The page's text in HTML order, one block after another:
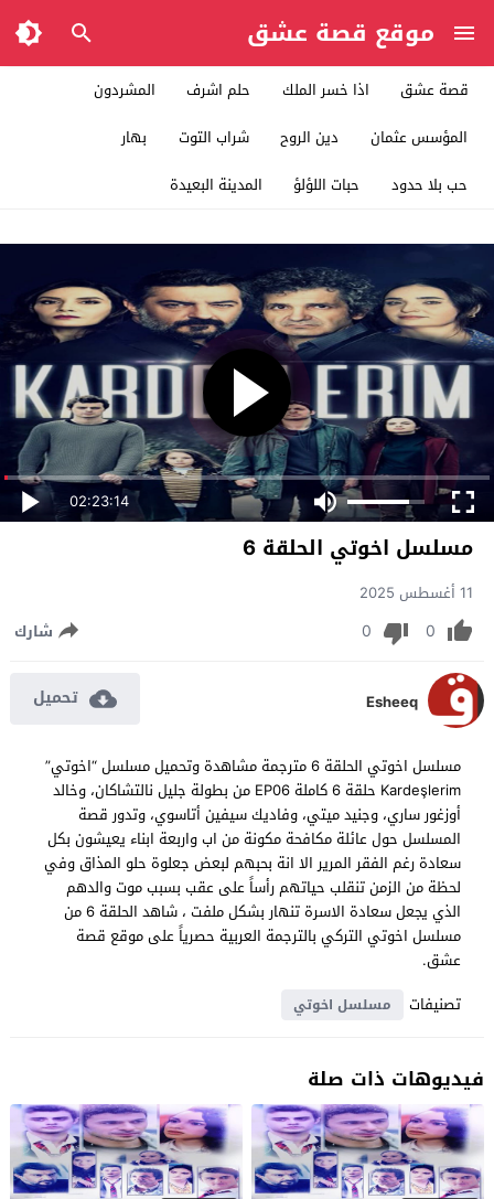
موقع قصة عشق
قصة عشق اذا خسر الملك حلم اشرف
المشردون
المؤسس عثمان
دين الروح شراب التوت
بهار
حب بلا حدود
حبات اللؤلؤ المدينة البعيدة
02:23:14
مسلسل اخوتي الحلقة 6
11 أغسطس 2025
0
0 شارك
Esheeq تحميل
مسلسل اخوتي الحلقة 6 مترجمة مشاهدة وتحميل مسلسل “اخوتي”
Kardeşlerim حلقة 6 كاملة EP06 من بطولة جليل نالتشاكان، وخالد
أوزغور ساري، وجنيد ميتي، وفاديك سيفين أتاسوي، وتدور قصة
المسلسل حول عائلة مكافحة مكونة من اب واربعة ابناء يعيشون بكل
سعادة رغم الفقر المرير الا انة بحبهم لبعض جعلوة حلو المذاق وفي
لحظة من الزمن تنقلب حياتهم رأساً على عقب بسبب موت والدهم
الذي يجعل سعادة الاسرة تنهار بشكل ملفت ، شاهد الحلقة 6 من
مسلسل اخوتي التركي بالترجمة العربية حصرياً على موقع قصة
عشق.
تصنيفات
مسلسل اخوتي
فيديوهات ذات صلة